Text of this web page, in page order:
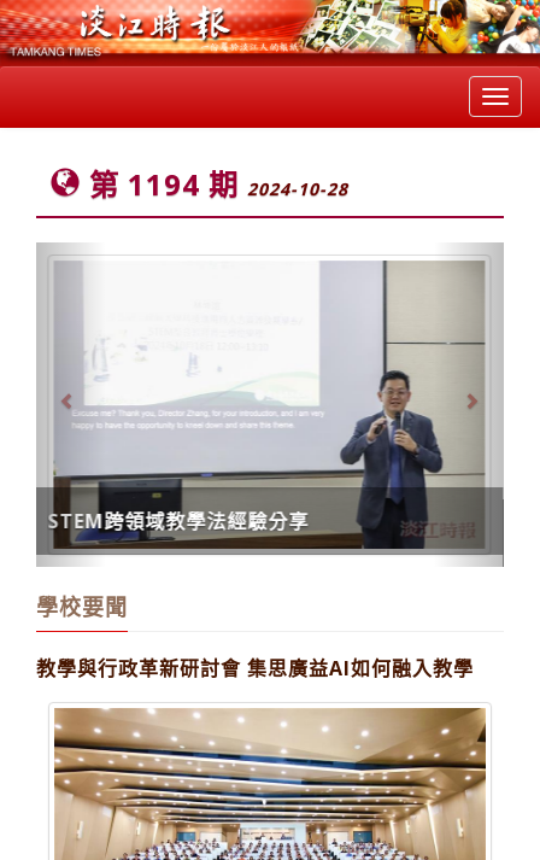
第 1194 期 2024-10-28
滬尾宴的設計、規劃、推廣與教學實作
Previous Next
學校要聞
教學與行政革新研討會 集思廣益AI如何融入教學